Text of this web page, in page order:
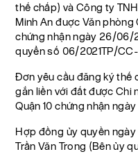
thế chấp) và Công ty
Minh An đuợc Văn
chứng nhận ngày 26/06/
quyển số 06/2021TP/
Đơn yêu cầu đăng ký thế
gắn liền với đất được Chi
Quận 10 chứng nhận ngày
Hợp đồng ủy quyền
Trần Văn Trong (Bên ủy